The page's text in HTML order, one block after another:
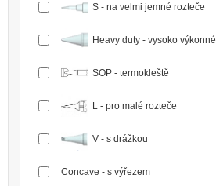
S - na velmi jemné rozteče
Heavy duty - vysoko výkonné
SOP - termokleště
L - pro malé rozteče
V - s drážkou
Concave - s výřezem